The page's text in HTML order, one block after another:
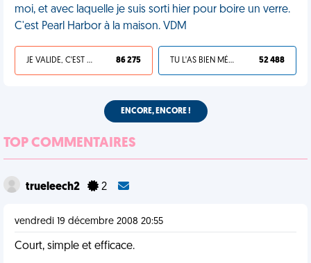
moi, et avec laquelle je suis sorti hier pour boire un verre.
C'est Pearl Harbor à la maison. VDM
JE VALIDE, C'EST UNE VDM 86 275 TU L'AS BIEN MÉRITÉ 52 488
ENCORE, ENCORE !
TOP COMMENTAIRES
trueleech2 2
vendredi 19 décembre 2008 20:55
Court, simple et efficace.